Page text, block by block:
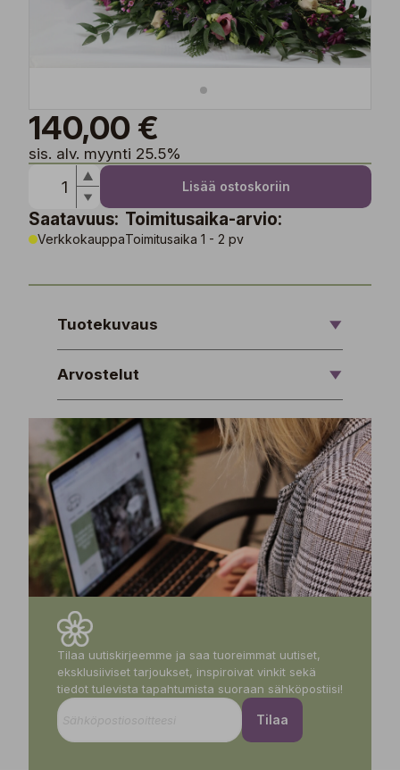
140,00 €
sis. alv. myynti 25.5%
Lisää ostoskoriin
Saatavuus:
Verkkokauppa
Toimitusaika-arvio:
Toimitusaika 1 - 2 pv
Tuotekuvaus
Arvostelut
Tilaa uutiskirjeemme ja saa tuoreimmat uutiset,
eksklusiiviset tarjoukset, inspiroivat vinkit sekä
tiedot tulevista tapahtumista suoraan sähköpostiisi!
Tilaa